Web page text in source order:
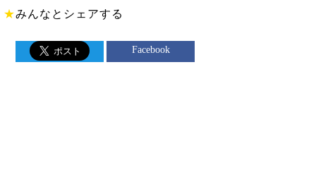
★みんなとシェアする
Facebook